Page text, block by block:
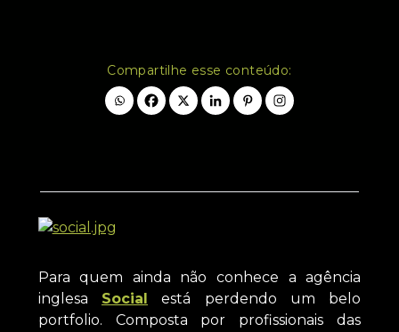
Compartilhe esse conteúdo:
Para quem ainda não conhece a agência
inglesa Social
está perdendo um belo
portfolio. Composta por profissionais das